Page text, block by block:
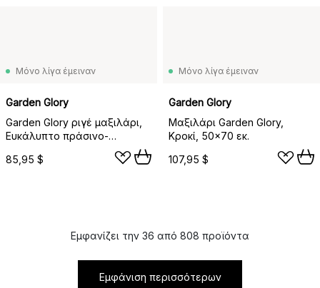
Μόνο λίγα έμειναν
Garden Glory
Garden Glory ριγέ μαξιλάρι,
Ευκάλυπτο πράσινο-
85,95 $
Μόνο λίγα έμειναν
Garden Glory
Μαξιλάρι Garden Glory,
Κροκί, 50x70 εκ.
107,95 $
Εμφανίζει την 36 από 808 προϊόντα
Εμφάνιση περισσότερων